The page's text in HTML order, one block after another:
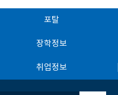
포탈
장학정보
취업정보